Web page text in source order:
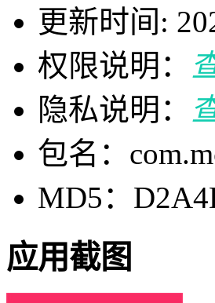
更新时间:
权限说明：
隐私说明：
包名：
MD5：
应用截图